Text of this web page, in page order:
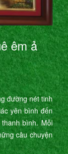
êm ả
đường nét tinh
yên bình đến
bình. Mỗi
câu chuyện